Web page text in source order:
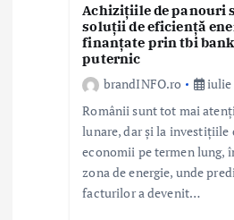
Achizițiile de panouri
soluții de eficiență
finanțate prin tbi
puternic
brandINFO.ro
iulie
Românii sunt tot mai
lunare, dar și la investițiile
economii pe termen lung,
zona de energie, unde
facturilor a devenit…